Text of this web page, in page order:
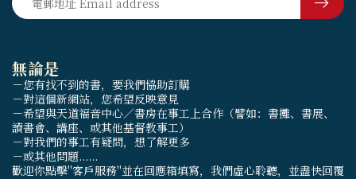
無論是
－您有找不到的書，要我們協助訂購
－對這個新網站，您希望反映意見
－希望與天道福音中心／書房在事工上合作（譬如：書攤、書展、
讀書會、講座、或其他基督教事工）
－對我們的事工有疑問，想了解更多
－或其他問題......
歡迎你點擊"客戶服務"並在回應箱填寫，我們虛心聆聽，並盡快回覆